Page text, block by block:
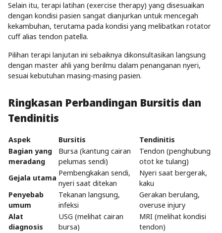
Selain itu, terapi latihan (exercise therapy) yang disesuaikan
dengan kondisi pasien sangat dianjurkan untuk mencegah
kekambuhan, terutama pada kondisi yang melibatkan rotator
cuff alias tendon patella.
Pilihan terapi lanjutan ini sebaiknya dikonsultasikan langsung
dengan master ahli yang berilmu dalam penanganan nyeri,
sesuai kebutuhan masing-masing pasien.
Ringkasan Perbandingan Bursitis dan
Tendinitis
Aspek Bursitis
Tendinitis
Bagian yang
meradang
Bursa (kantung cairan
pelumas sendi)
Tendon (penghubung
otot ke tulang)
Gejala utama
Pembengkakan sendi,
nyeri saat ditekan
Nyeri saat bergerak,
kaku
Penyebab
umum
Tekanan langsung,
infeksi
Gerakan berulang,
overuse injury
Alat
diagnosis
USG (melihat cairan
bursa)
MRI (melihat kondisi
tendon)